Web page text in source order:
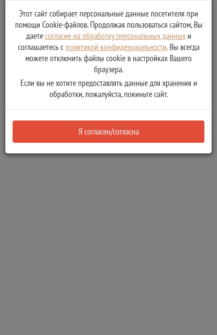
Этот сайт собирает персональные данные посетителя при
помощи Cookie-файлов. Продолжая пользоваться сайтом, Вы
даетесогласие на обработку персональных данныхи
соглашаетесь с политикой конфиденциальности. Вы всегда
можете отключить файлы cookie в настройках Вашего
браузера.
Если вы не хотите предоставлять данные для хранения и
обработки, пожалуйста, покиньте сайт.
Я согласен/согласна